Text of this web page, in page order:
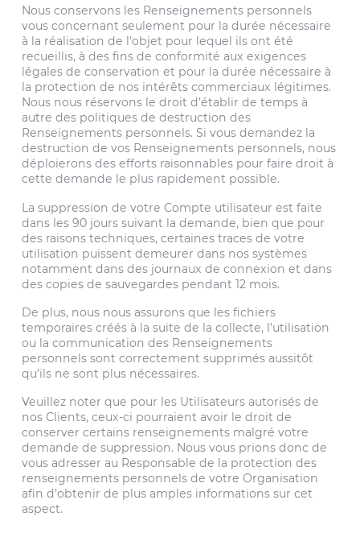
Nous conservons les Renseignements personnels
vous concernant seulement pour la durée nécessaire
à la réalisation de l’objet pour lequel ils ont été
recueillis, à des fins de conformité aux exigences
légales de conservation et pour la durée nécessaire à
la protection de nos intérêts commerciaux légitimes.
Nous nous réservons le droit d’établir de temps à
autre des politiques de destruction des
Renseignements personnels. Si vous demandez la
destruction de vos Renseignements personnels, nous
déploierons des efforts raisonnables pour faire droit à
cette demande le plus rapidement possible.
La suppression de votre Compte utilisateur est faite
dans les 90 jours suivant la demande, bien que pour
des raisons techniques, certaines traces de votre
utilisation puissent demeurer dans nos systèmes
notamment dans des journaux de connexion et dans
des copies de sauvegardes pendant 12 mois.
De plus, nous nous assurons que les fichiers
temporaires créés à la suite de la collecte, l’utilisation
ou la communication des Renseignements
personnels sont correctement supprimés aussitôt
qu’ils ne sont plus nécessaires.
Veuillez noter que pour les Utilisateurs autorisés de
nos Clients, ceux-ci pourraient avoir le droit de
conserver certains renseignements malgré votre
demande de suppression. Nous vous prions donc de
vous adresser au Responsable de la protection des
renseignements personnels de votre Organisation
afin d’obtenir de plus amples informations sur cet
aspect.